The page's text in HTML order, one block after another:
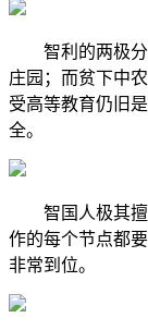
智利的两极分
庄园；而贫下中
受高等教育仍旧
全。
智国人极其擅
作的每个节点都
非常到位。